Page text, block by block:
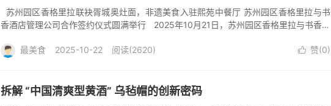
苏州园区香格里拉联袂胥城奥灶面，非遗美食入驻熙苑中餐厅 苏州园区香格里拉与书
香酒店管理公司合作签约仪式圆满举行 2025年10月21日，苏州园区香格里拉与书香酒
 赞(0)
最美食 2025-10-22 阅读(2620)
拆解 “中国清爽型黄酒” 乌毡帽的创新密码